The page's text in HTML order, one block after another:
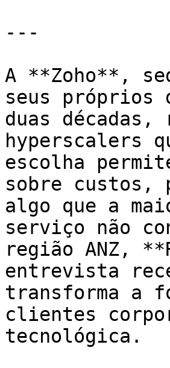
---
A **Zoho**,
seus próprios
duas décadas,
hyperscalers
escolha
sobre custos,
algo que a
serviço não
região ANZ,
entrevista
transforma a
clientes
tecnológica.